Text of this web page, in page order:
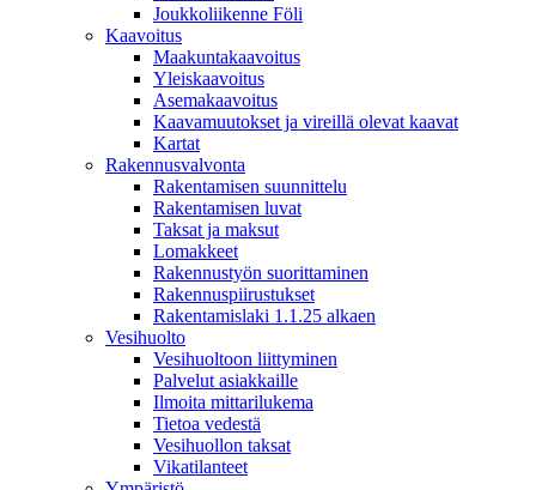
Joukkoliikenne Föli
Kaavoitus
Maakuntakaavoitus
Yleiskaavoitus
Asemakaavoitus
Kaavamuutokset ja vireillä olevat kaavat
Kartat
Rakennusvalvonta
Rakentamisen suunnittelu
Rakentamisen luvat
Taksat ja maksut
Lomakkeet
Rakennustyön suorittaminen
Rakennuspiirustukset
Rakentamislaki 1.1.25 alkaen
Vesihuolto
Vesihuoltoon liittyminen
Palvelut asiakkaille
Ilmoita mittarilukema
Tietoa vedestä
Vesihuollon taksat
Vikatilanteet